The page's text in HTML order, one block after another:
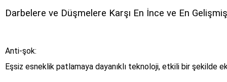
Darbelere ve Düşmelere Karşı En İnce ve En
Anti-şok:
Eşsiz esneklik patlamaya dayanıklı teknoloji, etkili bir şekilde